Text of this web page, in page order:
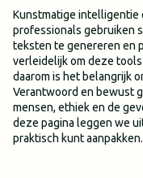
Kunstmatige intelligentie
professionals gebruiken
teksten te genereren en
verleidelijk om deze
daarom is het belangrijk
Verantwoord en bewust
mensen, ethiek en de
deze pagina leggen we
praktisch kunt aanpakken.